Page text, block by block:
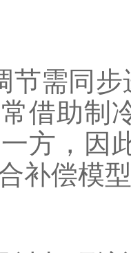
同步
借助制
方，因
补偿模